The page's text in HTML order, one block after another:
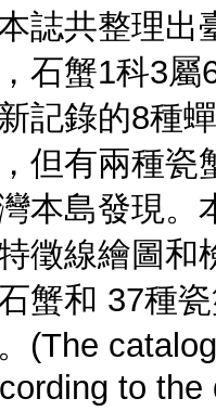
誌共整理出
石蟹1科3屬
記錄的8種
但有兩種瓷
本島發現。
徵線繪圖和
蟹和 37種
(The
to the